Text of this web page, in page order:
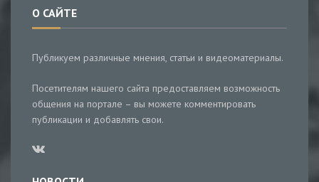
О САЙТЕ
Публикуем различные мнения, статьи и видеоматериалы.
Посетителям нашего сайта предоставляем возможность
общения на портале – вы можете комментировать
публикации и добавлять свои.